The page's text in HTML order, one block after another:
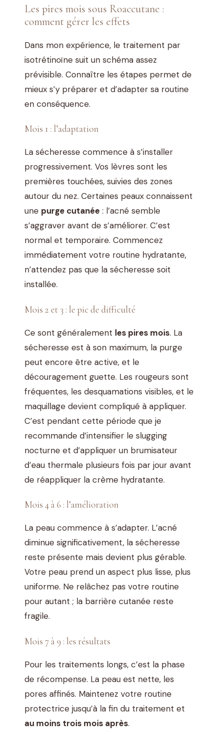
Les pires mois sous Roaccutane :
comment gérer les effets
Dans mon expérience, le traitement par
isotrétinoïne suit un schéma assez
prévisible. Connaître les étapes permet de
mieux s’y préparer et d’adapter sa routine
en conséquence.
Mois 1 : l’adaptation
La sécheresse commence à s’installer
progressivement. Vos lèvres sont les
premières touchées, suivies des zones
autour du nez. Certaines peaux connaissent
une purge cutanée : l’acné semble
s’aggraver avant de s’améliorer. C’est
normal et temporaire. Commencez
immédiatement votre routine hydratante,
n’attendez pas que la sécheresse soit
installée.
Mois 2 et 3 : le pic de difficulté
Ce sont généralement les pires mois. La
sécheresse est à son maximum, la purge
peut encore être active, et le
découragement guette. Les rougeurs sont
fréquentes, les desquamations visibles, et le
maquillage devient compliqué à appliquer.
C’est pendant cette période que je
recommande d’intensifier le slugging
nocturne et d’appliquer un brumisateur
d’eau thermale plusieurs fois par jour avant
de réappliquer la crème hydratante.
Mois 4 à 6 : l’amélioration
La peau commence à s’adapter. L’acné
diminue significativement, la sécheresse
reste présente mais devient plus gérable.
Votre peau prend un aspect plus lisse, plus
uniforme. Ne relâchez pas votre routine
pour autant ; la barrière cutanée reste
fragile.
Mois 7 à 9 : les résultats
Pour les traitements longs, c’est la phase
de récompense. La peau est nette, les
pores affinés. Maintenez votre routine
protectrice jusqu’à la fin du traitement et
au moins trois mois après.